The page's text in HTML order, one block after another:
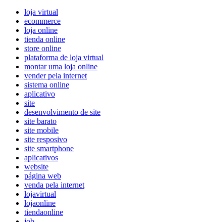
loja virtual
ecommerce
loja online
tienda online
store online
plataforma de loja virtual
montar uma loja online
vender pela internet
sistema online
aplicativo
site
desenvolvimento de site
site barato
site mobile
site resposivo
site smartphone
aplicativos
website
página web
venda pela internet
lojavirtual
lojaonline
tiendaonline